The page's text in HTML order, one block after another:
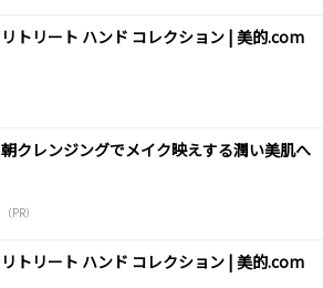
リトリート ハンド コレクション | 美的.com
朝クレンジングでメイク映えする潤い美肌へ
（PR）
リトリート ハンド コレクション | 美的.com